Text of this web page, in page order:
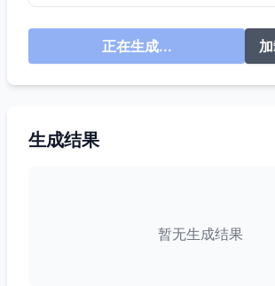
正在生成...
生成结果
暂无生成结果